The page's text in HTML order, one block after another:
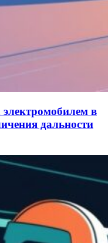
в
дальности